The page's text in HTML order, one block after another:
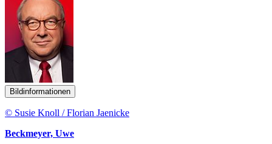
Bildinformationen
© Susie Knoll / Florian Jaenicke
Beckmeyer, Uwe